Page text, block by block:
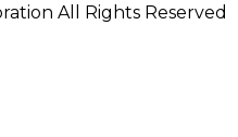
All Rights Reserved